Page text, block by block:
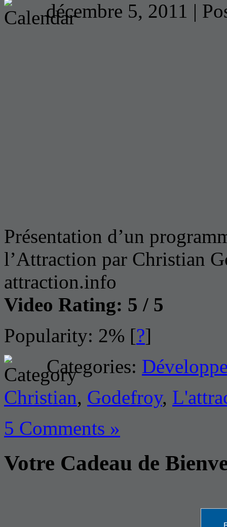
décembre 5, 2011 |
Présentation d’un
l’Attraction par Christian
attraction.info
Video Rating: 5 / 5
Popularity: 2% [?]
Categories:
Christian, Godefroy,
5 Comments »
Votre Cadeau de